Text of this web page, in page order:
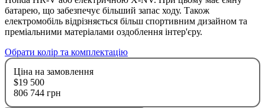
батарею, що забезпечує більший запас ходу. Також
електромобіль відрізняється більш спортивним дизайном та
преміальними матеріалами оздоблення інтер'єру.
Обрати колір та комплектацію
Ціна на замовлення
$19 500
806 744 грн